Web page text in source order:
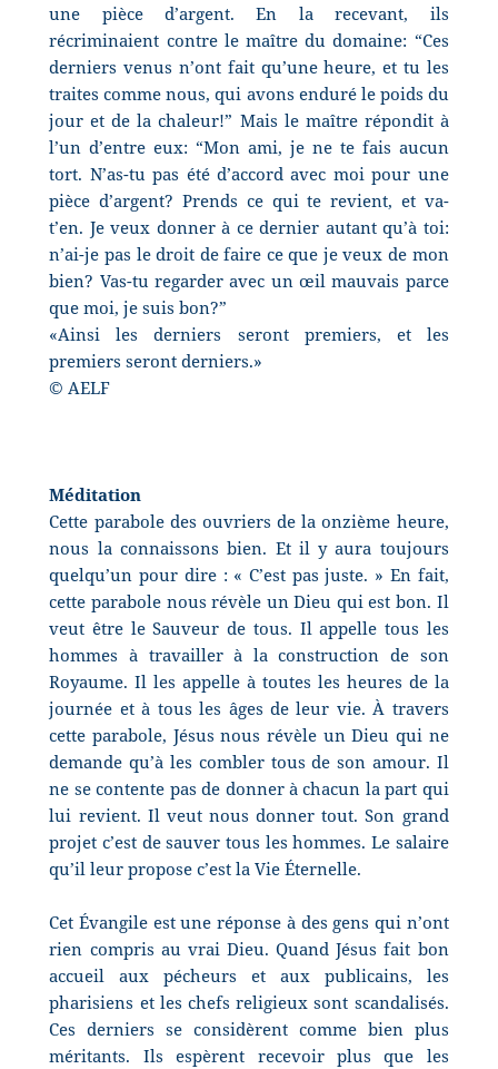
une pièce d’argent. En la recevant, ils
récriminaient contre le maître du domaine: “Ces
derniers venus n’ont fait qu’une heure, et tu les
traites comme nous, qui avons enduré le poids du
jour et de la chaleur!” Mais le maître répondit à
l’un d’entre eux: “Mon ami, je ne te fais aucun
tort. N’as-tu pas été d’accord avec moi pour une
pièce d’argent? Prends ce qui te revient, et va-
t’en. Je veux donner à ce dernier autant qu’à toi:
n’ai-je pas le droit de faire ce que je veux de mon
bien? Vas-tu regarder avec un œil mauvais parce
que moi, je suis bon?”
«Ainsi les derniers seront premiers, et les
premiers seront derniers.»
© AELF
Méditation
Cette parabole des ouvriers de la onzième heure,
nous la connaissons bien. Et il y aura toujours
quelqu’un pour dire : « C’est pas juste. » En fait,
cette parabole nous révèle un Dieu qui est bon. Il
veut être le Sauveur de tous. Il appelle tous les
hommes à travailler à la construction de son
Royaume. Il les appelle à toutes les heures de la
journée et à tous les âges de leur vie. À travers
cette parabole, Jésus nous révèle un Dieu qui ne
demande qu’à les combler tous de son amour. Il
ne se contente pas de donner à chacun la part qui
lui revient. Il veut nous donner tout. Son grand
projet c’est de sauver tous les hommes. Le salaire
qu’il leur propose c’est la Vie Éternelle.
Cet Évangile est une réponse à des gens qui n’ont
rien compris au vrai Dieu. Quand Jésus fait bon
accueil aux pécheurs et aux publicains, les
pharisiens et les chefs religieux sont scandalisés.
Ces derniers se considèrent comme bien plus
méritants. Ils espèrent recevoir plus que les